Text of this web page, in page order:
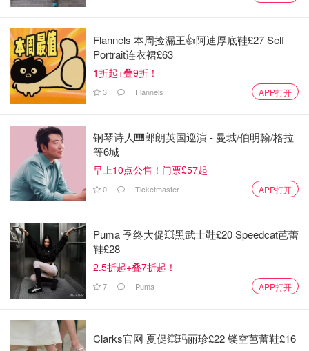
黑钱流向何处？陈志及团伙奢华生活令人发指！
镑的办公楼、北部豪宅、17套公寓，还有私人飞机、毕加索
画作、奢侈手表……陈志及其同伙用利用加密货币"喷
洒"和"漏斗"技术洗钱，即将大额资金分散至数十个地址再重
新集中，利用诈骗所得过着极尽奢华的生活。
吹嘘挖矿业务"利润可观，因为没有成本"。
美国财政部已将太子集团列为"跨国犯罪组织"，并对146个
相关目标实施制裁。英国外交部已冻结其在英资产，并将太
子集团列为制裁对象。外交大臣伊薇特·库珀表示：“他们毁
掉了弱势群体的生活，却在伦敦买房藏钱。我们必须阻止黑
钱流入我们的街头。”
Flannels 本周捡漏王👍阿迪厚底鞋£27 Self
Portrait连衣裙£63
1折起+叠9折！
3 Flannels APP打开
钢琴诗人🎹郎朗英国巡演 - 曼城/伯明翰/格拉
等6城
早上10点公售！门票£57起
0 Ticketmaster APP打开
Puma 季终大促💥黑武士鞋£20 Speedcat芭蕾
鞋£28
2.5折起+叠7折起！
7 Puma APP打开
Clarks官网 夏促💥玛丽珍£22 镂空芭蕾鞋£16